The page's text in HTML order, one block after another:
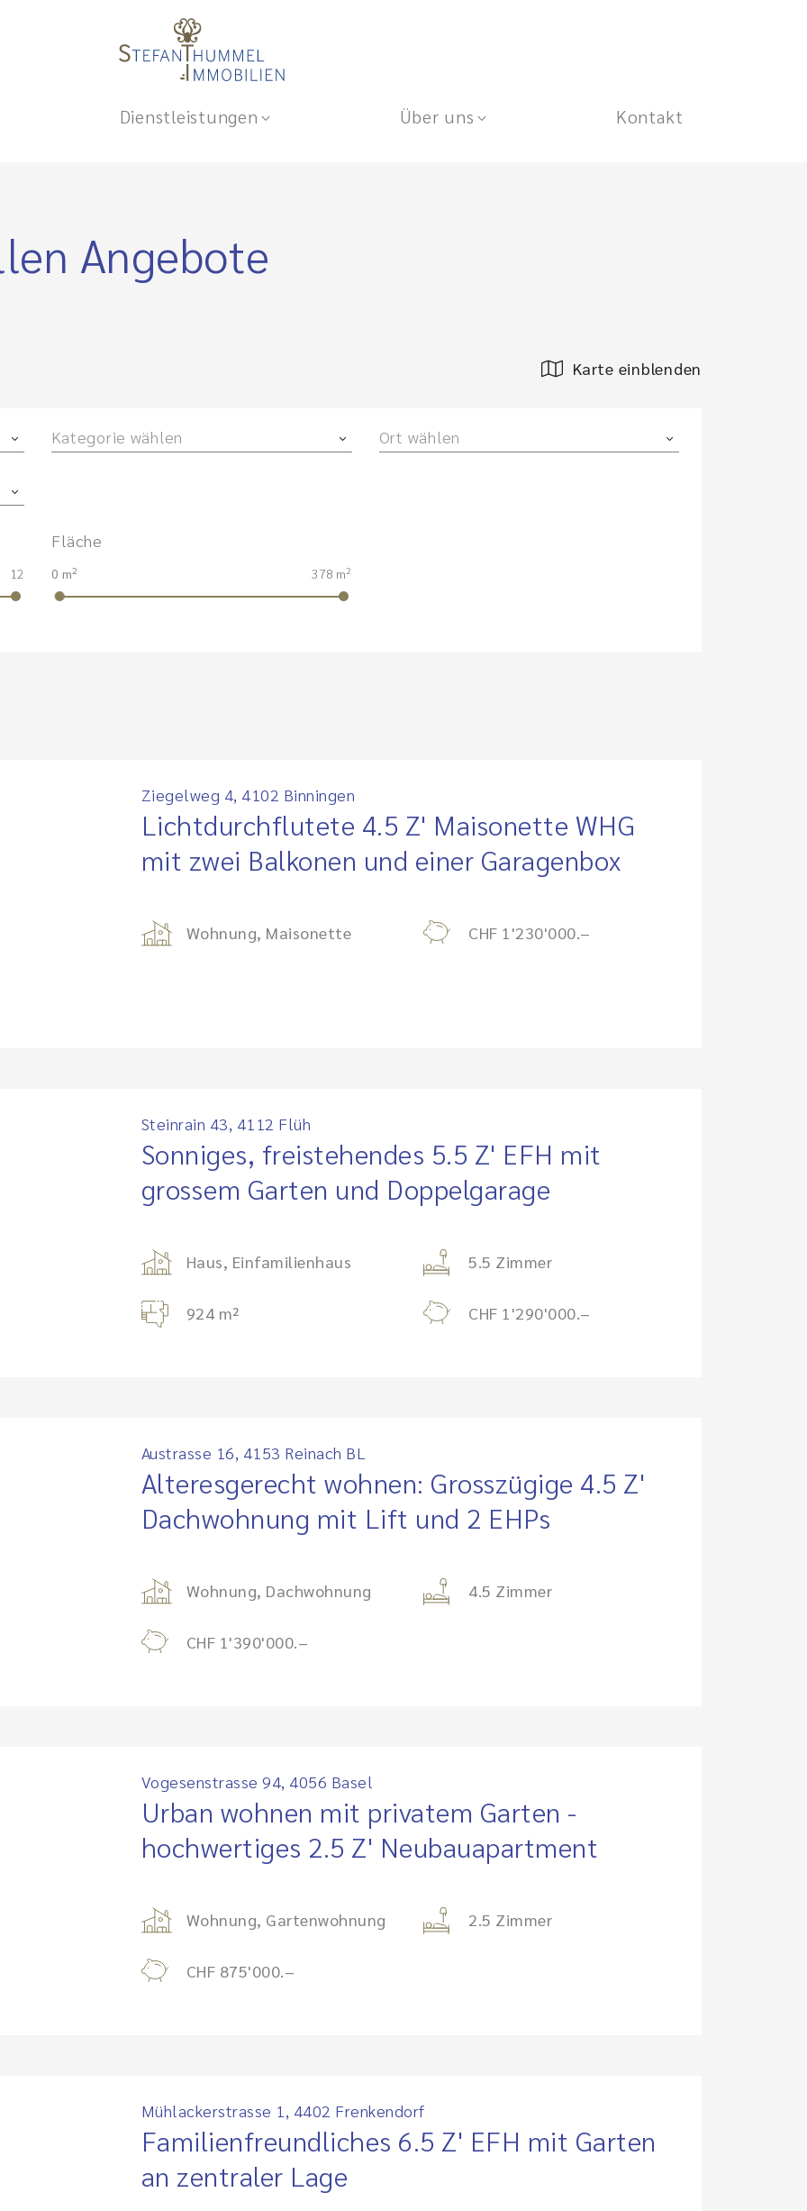
Dienstleistungen Über uns Kontakt
Angebote
Karte einblenden
Kategorie wählen Ort wählen
12
Fläche
0 m2 378 m2
Ziegelweg 4, 4102 Binningen
Lichtdurchflutete 4.5 Z' Maisonette WHG
mit zwei Balkonen und einer Garagenbox
Wohnung, Maisonette CHF 1'230'000.–
Steinrain 43, 4112 Flüh
Sonniges, freistehendes 5.5 Z' EFH mit
grossem Garten und Doppelgarage
Haus, Einfamilienhaus 5.5 Zimmer
924 m² CHF 1'290'000.–
Austrasse 16, 4153 Reinach BL
Alteresgerecht wohnen: Grosszügige 4.5 Z'
Dachwohnung mit Lift und 2 EHPs
Wohnung, Dachwohnung 4.5 Zimmer
CHF 1'390'000.–
Vogesenstrasse 94, 4056 Basel
Urban wohnen mit privatem Garten -
hochwertiges 2.5 Z' Neubauapartment
Wohnung, Gartenwohnung 2.5 Zimmer
CHF 875'000.–
Mühlackerstrasse 1, 4402 Frenkendorf
Familienfreundliches 6.5 Z' EFH mit Garten
an zentraler Lage